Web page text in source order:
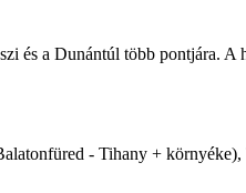
és a Dunántúl több pontjára.
- Tihany +